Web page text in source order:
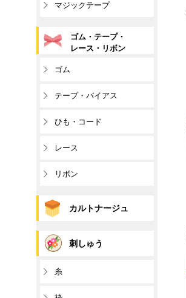
マジックテープ
ゴム・テープ・
レース・リボン
ゴム
テープ・バイアス
ひも・コード
レース
リボン
カルトナージュ
刺しゅう
糸